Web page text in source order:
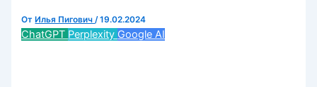
От Илья Пигович/19.02.2024
ChatGPT Perplexity Google AI